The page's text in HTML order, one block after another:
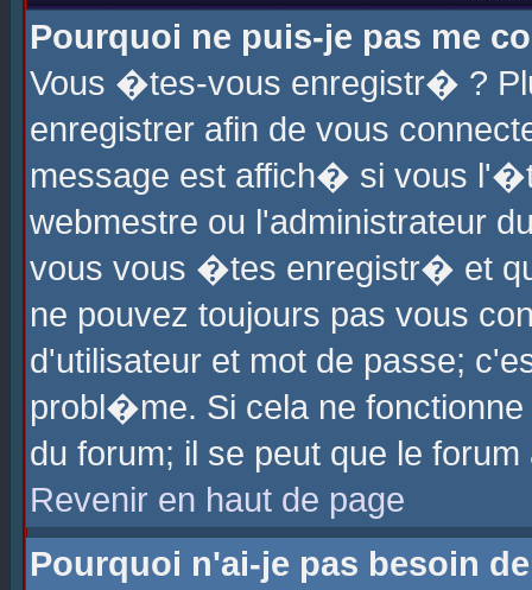
Pourquoi ne puis-je pas me
Vous �tes-vous enregistr� ?
enregistrer afin de vous
message est affich� si vous
webmestre ou l'administrateur
vous vous �tes enregistr� et
ne pouvez toujours pas vous
d'utilisateur et mot de passe;
probl�me. Si cela ne
du forum; il se peut que le
Revenir en haut de page
Pourquoi n'ai-je pas besoin